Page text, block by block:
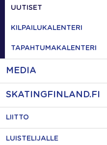
UUTISET
KILPAILUKALENTERI
TAPAHTUMAKALENTERI
MEDIA
SKATINGFINLAND.FI
LIITTO
LUISTELIJALLE